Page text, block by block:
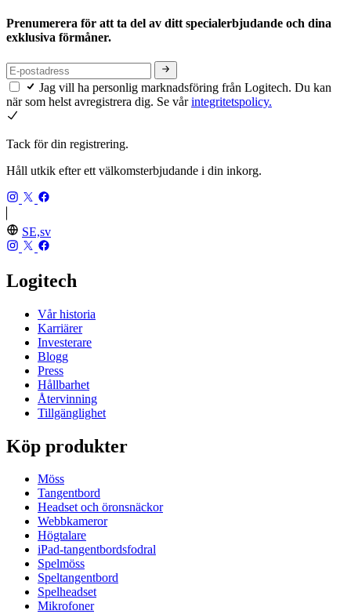
Prenumerera för att ta del av ditt specialerbjudande och dina
exklusiva förmåner.
Jag vill ha personlig marknadsföring från Logitech. Du kan
när som helst avregistrera dig. Se vårintegritetspolicy.
Tack för din registrering.
Håll utkik efter ett välkomsterbjudande i din inkorg.
SE,sv
Logitech
Vår historia
Karriärer
Investerare
Blogg
Press
Hållbarhet
Återvinning
Tillgänglighet
Köp produkter
Möss
Tangentbord
Headset och öronsnäckor
Webbkameror
Högtalare
iPad-tangentbordsfodral
Spelmöss
Speltangentbord
Spelheadset
Mikrofoner